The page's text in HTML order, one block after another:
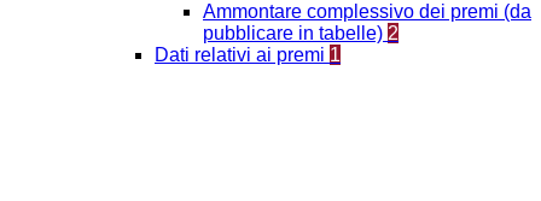
Ammontare complessivo dei premi (da
pubblicare in tabelle) 2
Dati relativi ai premi 1